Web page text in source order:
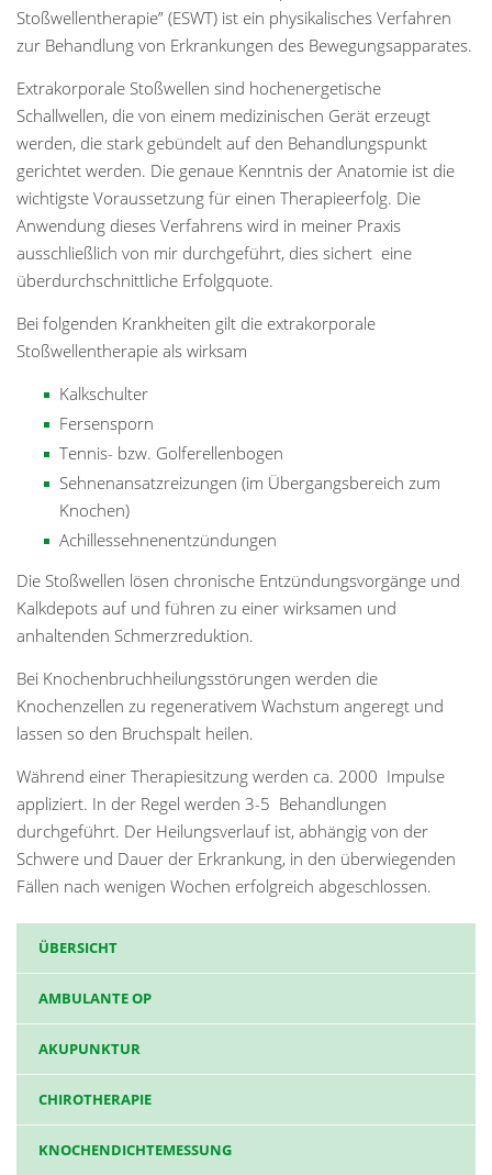
Stoßwellentherapie” (ESWT) ist ein physikalisches Verfahren
zur Behandlung von Erkrankungen des Bewegungsapparates.
Extrakorporale Stoßwellen sind hochenergetische
Schallwellen, die von einem medizinischen Gerät erzeugt
werden, die stark gebündelt auf den Behandlungspunkt
gerichtet werden. Die genaue Kenntnis der Anatomie ist die
wichtigste Voraussetzung für einen Therapieerfolg. Die
Anwendung dieses Verfahrens wird in meiner Praxis
ausschließlich von mir durchgeführt, dies sichert eine
überdurchschnittliche Erfolgquote.
Bei folgenden Krankheiten gilt die extrakorporale
Stoßwellentherapie als wirksam
Kalkschulter
Fersensporn
Tennis- bzw. Golferellenbogen
Sehnenansatzreizungen (im Übergangsbereich zum
Knochen)
Achillessehnenentzündungen
Die Stoßwellen lösen chronische Entzündungsvorgänge und
Kalkdepots auf und führen zu einer wirksamen und
anhaltenden Schmerzreduktion.
Bei Knochenbruchheilungsstörungen werden die
Knochenzellen zu regenerativem Wachstum angeregt und
lassen so den Bruchspalt heilen.
Während einer Therapiesitzung werden ca. 2000 Impulse
appliziert. In der Regel werden 3-5 Behandlungen
durchgeführt. Der Heilungsverlauf ist, abhängig von der
Schwere und Dauer der Erkrankung, in den überwiegenden
Fällen nach wenigen Wochen erfolgreich abgeschlossen.
ÜBERSICHT
AMBULANTE OP
AKUPUNKTUR
CHIROTHERAPIE
KNOCHENDICHTEMESSUNG